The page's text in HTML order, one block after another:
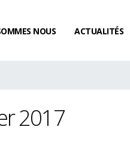
NOUS ACTUALITÉS
2017